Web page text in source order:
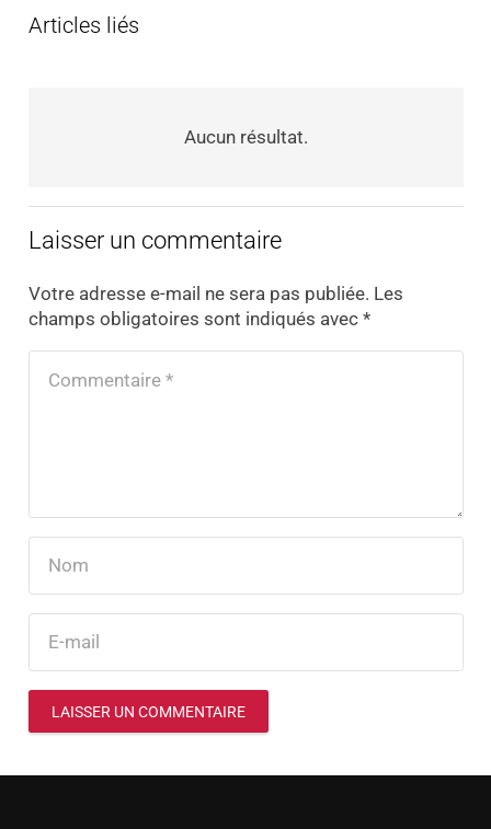
Articles liés
Aucun résultat.
Laisser un commentaire
Votre adresse e-mail ne sera pas publiée. Les
champs obligatoires sont indiqués avec *
LAISSER UN COMMENTAIRE